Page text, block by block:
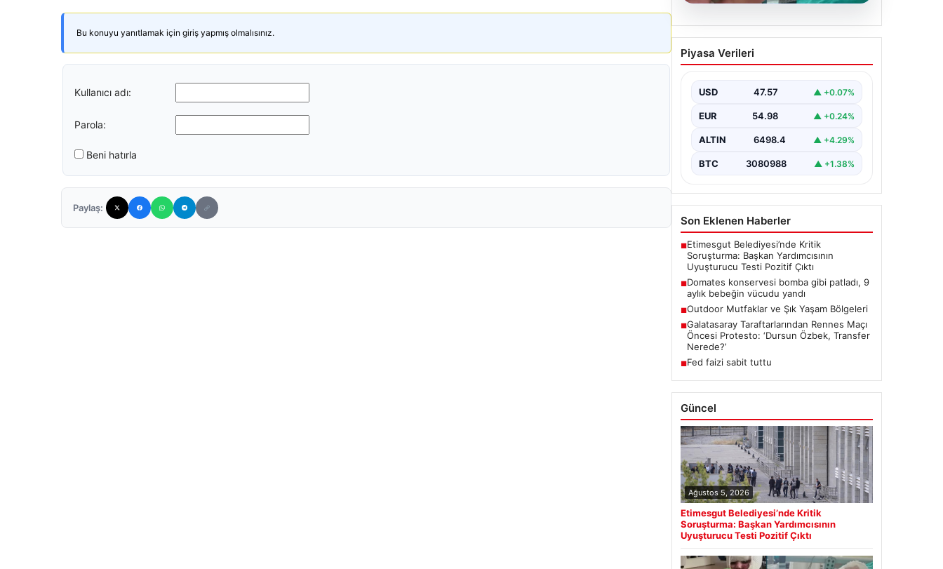
Bu konuyu yanıtlamak için giriş yapmış olmalısınız.
Kullanıcı adı:
Parola:
Beni hatırla
Paylaş:
04.08.2026
Domates konservesi
bomba gibi patladı, 9 aylık
Piyasa Verileri
USD 47.57 ▲ +0.07%
EUR 54.98 ▲ +0.24%
ALTIN 6498.4 ▲ +4.29%
BTC 3080988 ▲ +1.38%
Son Eklenen Haberler
■Etimesgut Belediyesi’nde Kritik
Soruşturma: Başkan Yardımcısının
Uyuşturucu Testi Pozitif Çıktı
■Domates konservesi bomba gibi patladı, 9
aylık bebeğin vücudu yandı
■Outdoor Mutfaklar ve Şık Yaşam Bölgeleri
■Galatasaray Taraftarlarından Rennes Maçı
Öncesi Protesto: ‘Dursun Özbek, Transfer
Nerede?’
■Fed faizi sabit tuttu
Güncel
Ağustos 5, 2026
Etimesgut Belediyesi’nde Kritik
Soruşturma: Başkan Yardımcısının
Uyuşturucu Testi Pozitif Çıktı